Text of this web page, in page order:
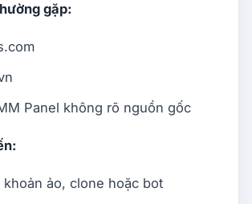
gặp:
Panel không rõ nguồn gốc
khoản ảo, clone hoặc bot